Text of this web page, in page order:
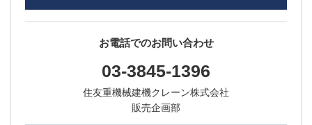
お電話でのお問い合わせ
03-3845-1396
住友重機械建機クレーン株式会社
販売企画部